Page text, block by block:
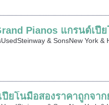
Pianos แกรนด์เปี
& SonsNew York
ยโนมือสองราคาถูกจาก